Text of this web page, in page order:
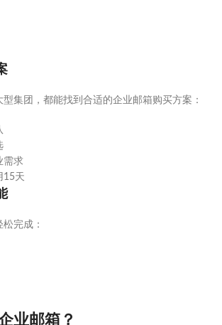
集团，都能找到合适的企业邮箱购买方案：
需求
15天
完成：
业邮箱？